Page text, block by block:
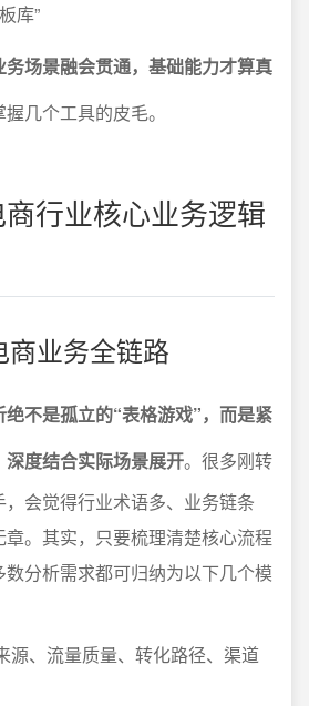
库”
场景融会贯通，基础能力才算真
几个工具的皮毛。
行业核心业务逻辑
业务全链路
不是孤立的“表格游戏”，而是紧
度结合实际场景展开。很多刚转
会觉得行业术语多、业务链条
。其实，只要梳理清楚核心流程
分析需求都可归纳为以下几个模
源、流量质量、转化路径、渠道